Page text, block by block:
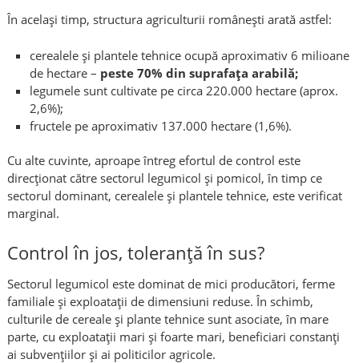
În același timp, structura agriculturii românești arată astfel:
cerealele și plantele tehnice ocupă aproximativ 6 milioane
de hectare – peste 70% din suprafața arabilă;
legumele sunt cultivate pe circa 220.000 hectare (aprox.
2,6%);
fructele pe aproximativ 137.000 hectare (1,6%).
Cu alte cuvinte, aproape întreg efortul de control este
direcționat către sectorul legumicol și pomicol, în timp ce
sectorul dominant, cerealele și plantele tehnice, este verificat
marginal.
Control în jos, toleranță în sus?
Sectorul legumicol este dominat de mici producători, ferme
familiale și exploatații de dimensiuni reduse. În schimb,
culturile de cereale și plante tehnice sunt asociate, în mare
parte, cu exploatații mari și foarte mari, beneficiari constanți
ai subvențiilor și ai politicilor agricole.